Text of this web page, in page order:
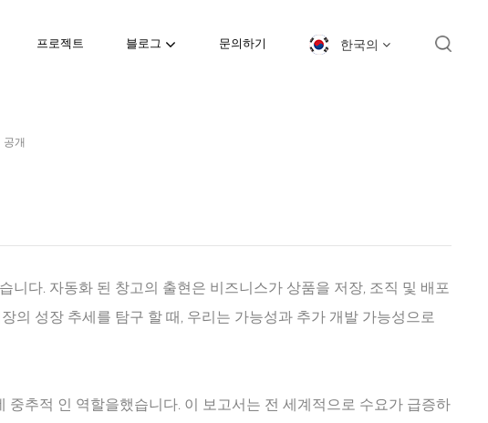
프로젝트 블로그 문의하기 한국의
한국의
Deutsch
français
português
공개
다. 자동화 된 창고의 출현은 비즈니스가 상품을 저장, 조직 및 배포
의 성장 추세를 탐구 할 때, 우리는 가능성과 추가 개발 가능성으로
추적 인 역할을했습니다. 이 보고서는 전 세계적으로 수요가 급증하